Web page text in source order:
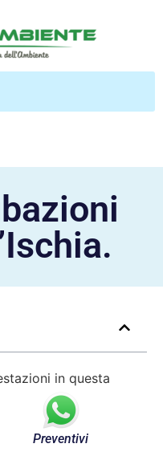
in questa
Preventivi